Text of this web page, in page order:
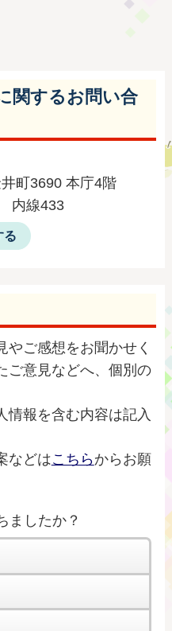
関するお問い合
町3690 本庁4階
線433
る
やご感想をお聞かせく
ご意見などへ、個別の
情報を含む内容は記入
などはこちらからお願
ましたか？